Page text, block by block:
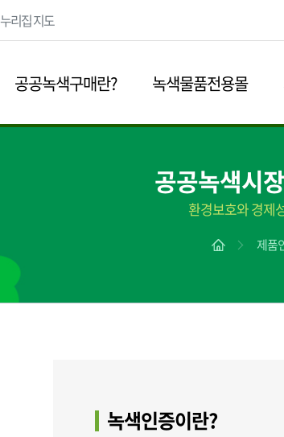
누리집 지도
공공녹색구매란? 녹색물품전용몰
공공녹색시
환경보호와 경제
제품
녹색인증이란?